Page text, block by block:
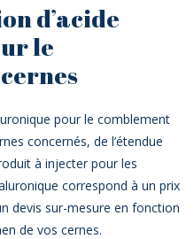
d’acide
le
pour le comblement
concernés, de l’étendue
à injecter pour les
correspond à un prix
devis sur-mesure en fonction
de vos cernes.